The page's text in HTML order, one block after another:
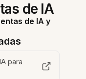
de IA
de IA y
para